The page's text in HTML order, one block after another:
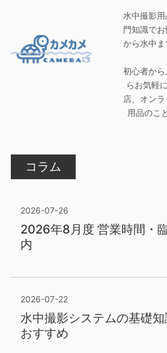
水中撮影
門知識で
から水中
初心者か
らお気軽
店、オン
用品のこ
コラム
2026-07-26
2026年8月度 営業時間・
内
2026-07-22
水中撮影システムの基礎
おすすめ